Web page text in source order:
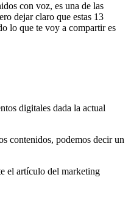
con voz, es una de las
dejar claro que estas 13
lo que te voy a compartir es
digitales dada la actual
contenidos, podemos decir un
el artículo del marketing